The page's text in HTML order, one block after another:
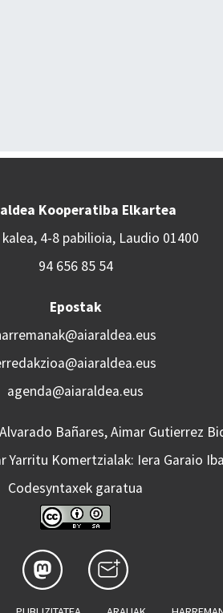
Kooperatiba Elkartea
4-8 pabilioia, Laudio 01400
94 656 85 54
Epostak
agenda@aiaraldea.eus
Bañares, Aimar Gutierrez
Yarritu Komertzialak: Iera Garaio
Codesyntaxek garatua